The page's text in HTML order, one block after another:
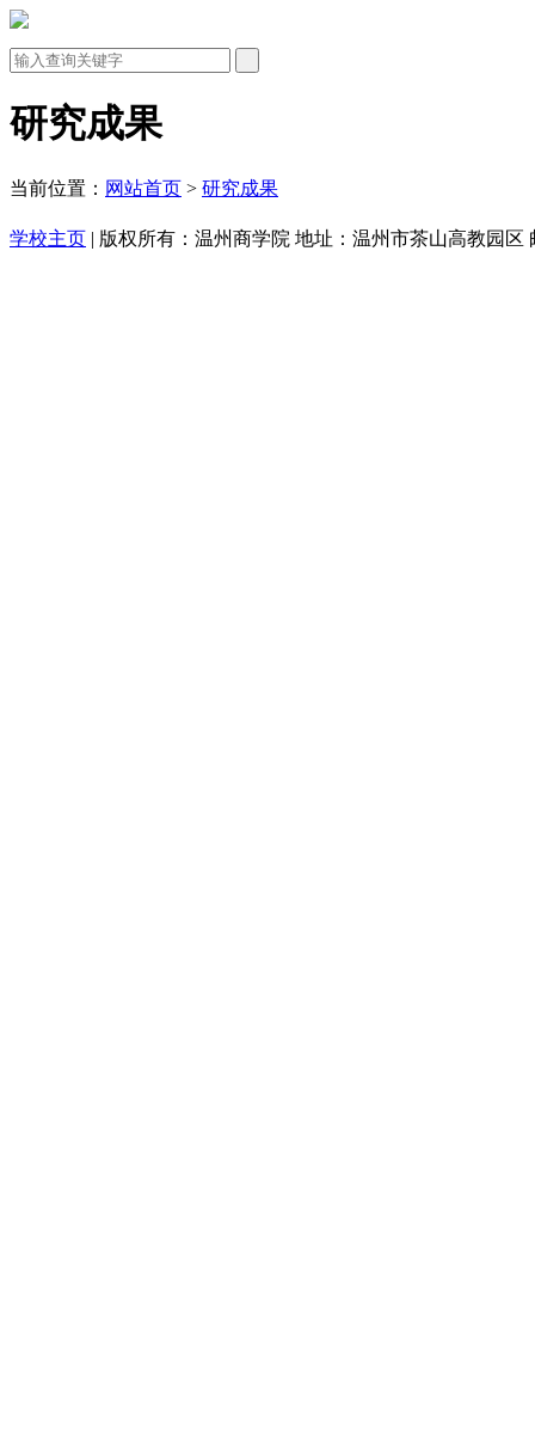
研究成果
当前位置： 网站首页 > 研究成果
学校主页 | 版权所有：温州商学院 地址：温州市茶山高教园区